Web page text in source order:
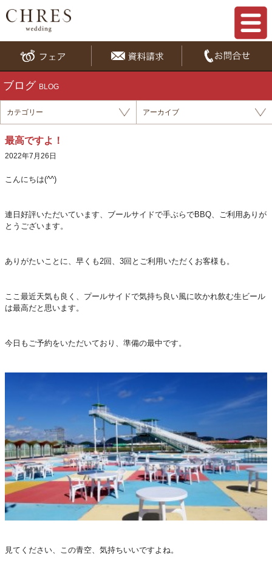
ブログ BLOG
カテゴリー アーカイブ
最高ですよ！
2022年7月26日
こんにちは(^^)
連日好評いただいています、ブールサイドで手ぶらでBBQ、ご利用ありが
とうございます。
ありがたいことに、早くも2回、3回とご利用いただくお客様も。
ここ最近天気も良く、プールサイドで気持ち良い風に吹かれ飲む生ビール
は最高だと思います。
今日もご予約をいただいており、準備の最中です。
見てください、この青空、気持ちいいですよね。